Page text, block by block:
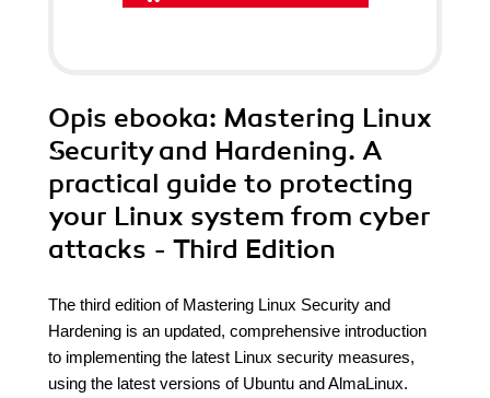
Opis ebooka: Mastering Linux
Security and Hardening. A
practical guide to protecting
your Linux system from cyber
attacks - Third Edition
The third edition of Mastering Linux Security and
Hardening is an updated, comprehensive introduction
to implementing the latest Linux security measures,
using the latest versions of Ubuntu and AlmaLinux.